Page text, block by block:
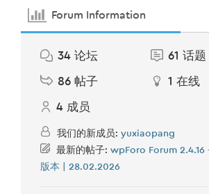
Forum Information
34 论坛 61 话题
86 帖子 1 在线
4 成员
我们的新成员: yuxiaopang
最新的帖子: wpForo Forum 2.4.16
版本 | 28.02.2026